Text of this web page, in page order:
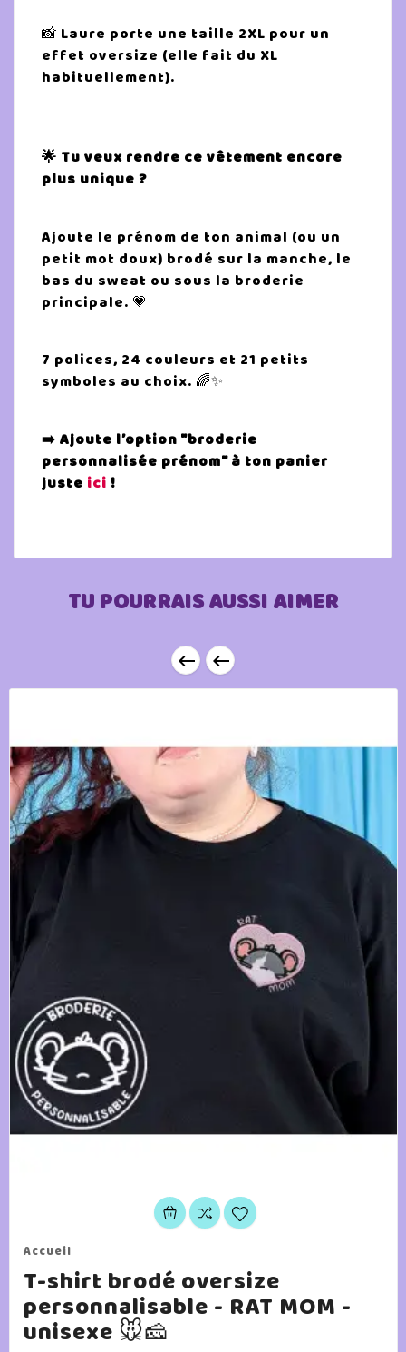
📸 Laure porte une taille 2XL pour un
effet oversize (elle fait du XL
habituellement).
🌟 Tu veux rendre ce vêtement encore
plus unique ?
Ajoute le prénom de ton animal (ou un
petit mot doux) brodé sur la manche, le
bas du sweat ou sous la broderie
principale. 💗
7 polices, 24 couleurs et 21 petits
symboles au choix. 🌈✨
➡️ Ajoute l’option "broderie
personnalisée prénom" à ton panier
juste ici !
TU POURRAIS AUSSI AIMER
 
Accueil
T-shirt brodé oversize
personnalisable - RAT MOM -
unisexe 🐭🧀